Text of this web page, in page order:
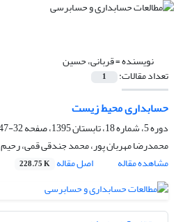
نویسنده =قربانی، حسین
تعداد مقالات: 1
حسابداری محیط زیست
دوره 5، شماره 18، تابستان 1395، صفحه
32-47
محمدرضا مهربان پور، محمد جندقی قمی،
مشاهده مقاله
اصل مقاله 228.75 K